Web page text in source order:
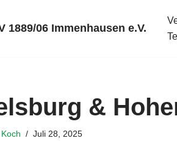
1889/06 Immenhausen e.V.
&
Juli 28, 2025